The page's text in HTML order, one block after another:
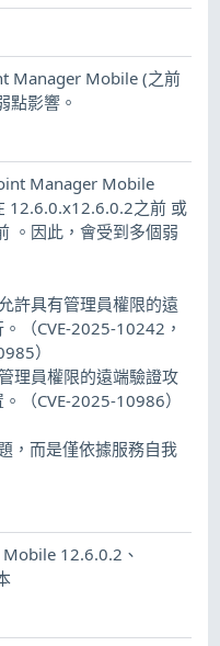
Manager Mobile (之前
點影響。
Manager Mobile
12.6.0.x12.6.0.2之前 或
。因此，會受到多個弱
許具有管理員權限的遠
（CVE-2025-10242，
）
理員權限的遠端驗證攻
（CVE-2025-10986）
，而是僅依據服務自我
12.6.0.2、